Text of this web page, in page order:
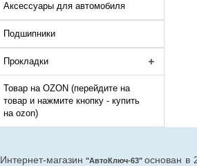
Аксессуары для автомобиля
Подшипники
Прокладки
Товар на OZON (перейдите на
товар и нажмите кнопку - купить
на ozon)
Интернет-магазин "АвтоКлюч-63"основан в